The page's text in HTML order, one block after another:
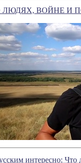
ЛЮДЯХ, ВОЙНЕ И
интересно: Что